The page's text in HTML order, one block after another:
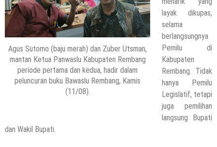
Agus Sutomo (baju merah) dan Zuber Utsman,
mantan Ketua Panwaslu Kabupaten Rembang
periode pertama dan kedua, hadir dalam
peluncuran buku Bawaslu Rembang, Kamis
(11/08).
layak dikupas,
selama
berlangsungnya
Pemilu di
Kabupaten
Rembang. Tidak
hanya Pemilu
Legislatif, tetapi
juga pemilihan
langsung Bupati
dan Wakil Bupati.